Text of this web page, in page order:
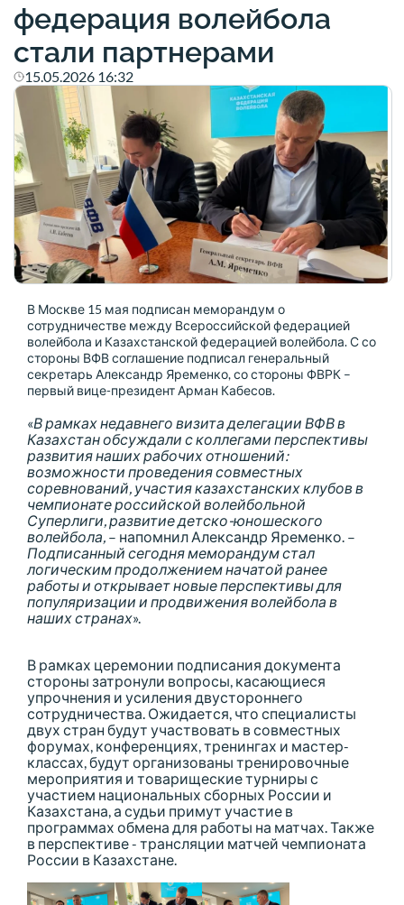
федерация волейбола
стали партнерами
15.05.2026 16:32
В Москве 15 мая подписан меморандум о
сотрудничестве между Всероссийской федерацией
волейбола и Казахстанской федерацией волейбола. С со
стороны ВФВ соглашение подписал генеральный
секретарь Александр Яременко, со стороны ФВРК –
первый вице-президентАрман Кабесов.
«В рамках недавнего визита делегации ВФВ в
Казахстан обсуждали с коллегами перспективы
развития наших рабочих отношений:
возможности проведения совместных
соревнований, участия казахстанских клубов в
чемпионате российской волейбольной
Суперлиги, развитие детско-юношеского
волейбола, – напомнил Александр Яременко. –
Подписанный сегодня меморандум стал
логическим продолжением начатой ранее
работы и открывает новые перспективы для
популяризации и продвижения волейбола в
наших странах».
В рамках церемонии подписания документа
стороны затронули вопросы, касающиеся
упрочнения и усиления двустороннего
сотрудничества. Ожидается, что специалисты
двух стран будут участвовать в совместных
форумах, конференциях, тренингах и мастер-
классах, будут организованы тренировочные
мероприятия и товарищеские турниры с
участием национальных сборных России и
Казахстана, а судьи примут участие в
программах обмена для работы на матчах. Также
в перспективе - трансляции матчей чемпионата
России в Казахстане.